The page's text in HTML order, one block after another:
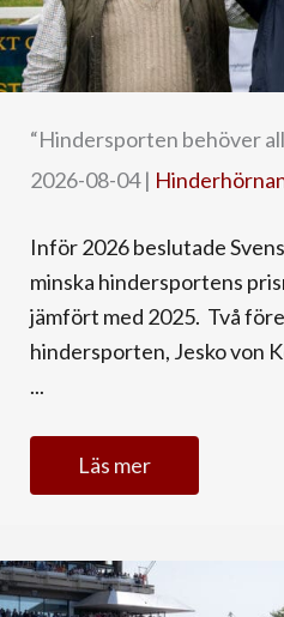
“Hindersporten behöver
2026-08-04|
Inför 2026 beslutade
minska hindersportens
jämfört med 2025. Två
hindersporten, Jesko von
...
Läs mer